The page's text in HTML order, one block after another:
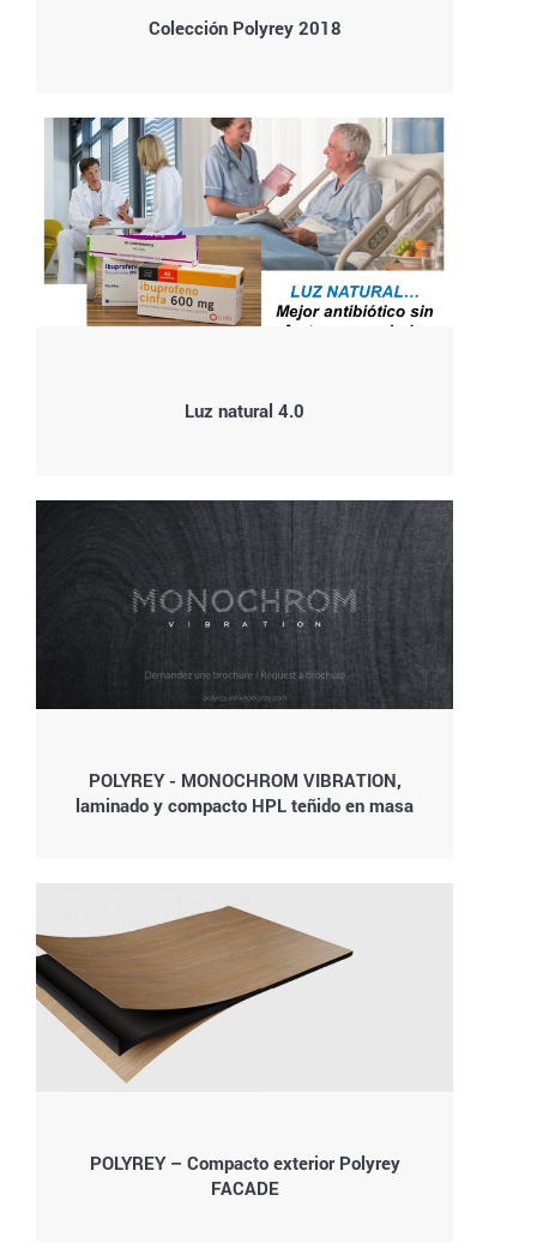
Colección Polyrey 2018
Luz natural 4.0
POLYREY - MONOCHROM VIBRATION,
laminado y compacto HPL teñido en masa
POLYREY – Compacto exterior Polyrey
FACADE